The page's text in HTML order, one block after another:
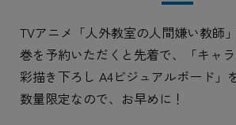
TVアニメ「人外教室の人間嫌い教師
巻を予約いただくと先着で、「キャ
彩描き下ろし A4ビジュアルボード」
数量限定なので、お早めに！